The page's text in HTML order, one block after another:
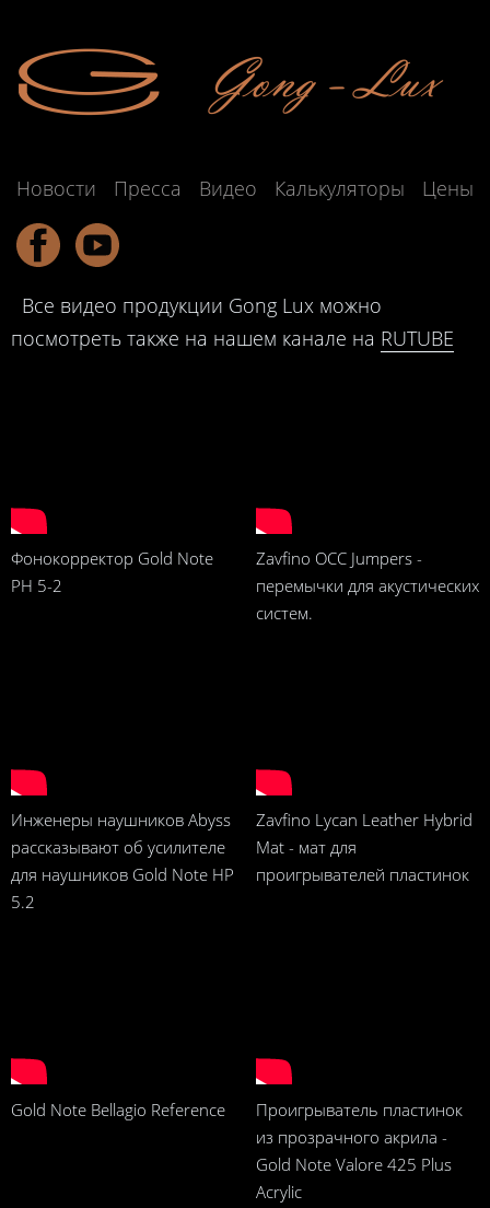
Новости Пресса Видео Калькуляторы Цены
Все видео продукции Gong Lux можно
посмотреть также на нашем канале на RUTUBE
Фонокорректор Gold Note
PH 5-2
Zavfino OCC Jumpers -
перемычки для акустических
систем.
Инженеры наушников Abyss
рассказывают об усилителе
для наушников Gold Note HP
5.2
Zavfino Lycan Leather Hybrid
Mat - мат для
проигрывателей пластинок
Gold Note Bellagio Reference
Проигрыватель пластинок
из прозрачного акрила -
Gold Note Valore 425 Plus
Acrylic